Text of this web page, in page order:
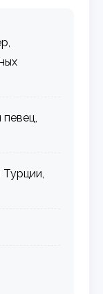
певец,
Турции,